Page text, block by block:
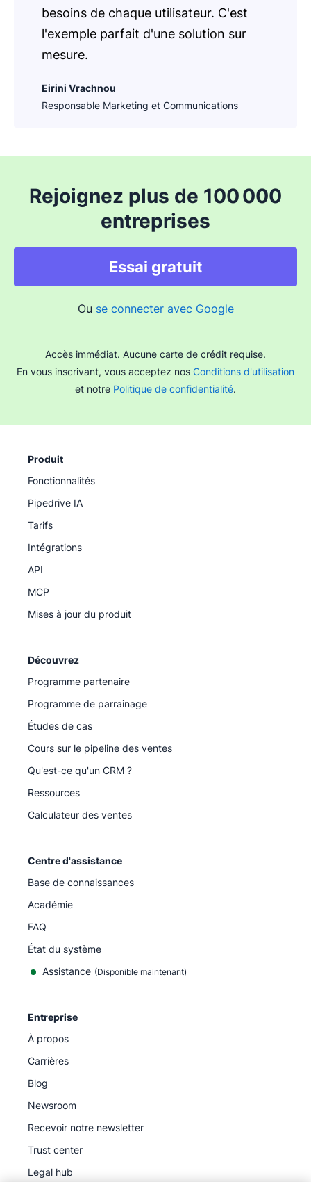
besoins de chaque utilisateur. C'est
l'exemple parfait d'une solution sur
mesure.
Eirini Vrachnou
Responsable Marketing et Communications
Rejoignez plus de 100 000
entreprises
Essai gratuit
Ou se connecter avec Google
Accès immédiat. Aucune carte de crédit requise.
En vous inscrivant, vous acceptez nos Conditions d'utilisation
et notre Politique de confidentialité.
Produit
Fonctionnalités
Pipedrive IA
Tarifs
Intégrations
API
MCP
Mises à jour du produit
Découvrez
Programme partenaire
Programme de parrainage
Études de cas
Cours sur le pipeline des ventes
Qu'est-ce qu'un CRM ?
Ressources
Calculateur des ventes
Centre d'assistance
Base de connaissances
Académie
FAQ
État du système
Assistance (Disponible maintenant)
Entreprise
À propos
Carrières
Blog
Newsroom
Recevoir notre newsletter
Trust center
Legal hub